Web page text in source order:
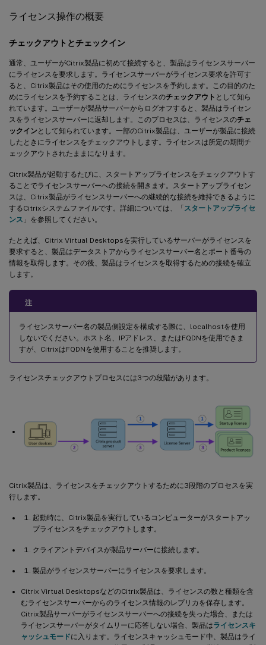
ライセンス操作の概要
チェックアウトとチェックイン
通常、ユーザーがCitrix製品に初めて接続すると、製品はライセンスサーバー
にライセンスを要求します。ライセンスサーバーがライセンス要求を許可す
ると、Citrix製品はその使用のためにライセンスを予約します。この目的のた
めにライセンスを予約することは、ライセンスのチェックアウト として知ら
れています。ユーザーが製品サーバーからログオフすると、製品はライセン
スをライセンスサーバーに返却します。このプロセスは、ライセンスのチェ
ックインとして知られています。一部のCitrix製品は、ユーザーが製品に接続
したときにライセンスをチェックアウトします。ライセンスは所定の期間チ
ェックアウトされたままになります。
Citrix製品が起動するたびに、スタートアップライセンスをチェックアウトす
ることでライセンスサーバーへの接続を開きます。スタートアップライセン
スは、Citrix製品がライセンスサーバーへの継続的な接続を維持できるように
するCitrixシステムファイルです。詳細については、「 スタートアップライセ
ンス 」を参照してください。
たとえば、Citrix Virtual Desktopsを実行しているサーバーがライセンスを
要求すると、製品はデータストアからライセンスサーバー名とポート番号の
情報を取得します。その後、製品はライセンスを取得するための接続を確立
します。
注
ライセンスサーバー名の製品側設定を構成する際に、localhostを使用
しないでください。ホスト名、IPアドレス、またはFQDNを使用できま
すが、CitrixはFQDNを使用することを推奨します。
ライセンスチェックアウトプロセスには3つの段階があります。
Citrix製品は、ライセンスをチェックアウトするために3段階のプロセスを実
行します。
起動時に、Citrix製品を実行しているコンピューターがスタートアッ
プライセンスをチェックアウトします。
クライアントデバイスが製品サーバーに接続します。
製品がライセンスサーバーにライセンスを要求します。
Citrix Virtual DesktopsなどのCitrix製品は、ライセンスの数と種類を含
むライセンスサーバーからのライセンス情報のレプリカを保存します。
Citrix製品サーバーがライセンスサーバーへの接続を失った場合、または
ライセンスサーバーがタイムリーに応答しない場合、製品はライセンスキ
ャッシュモードに入ります。ライセンスキャッシュモード中、製品はライ